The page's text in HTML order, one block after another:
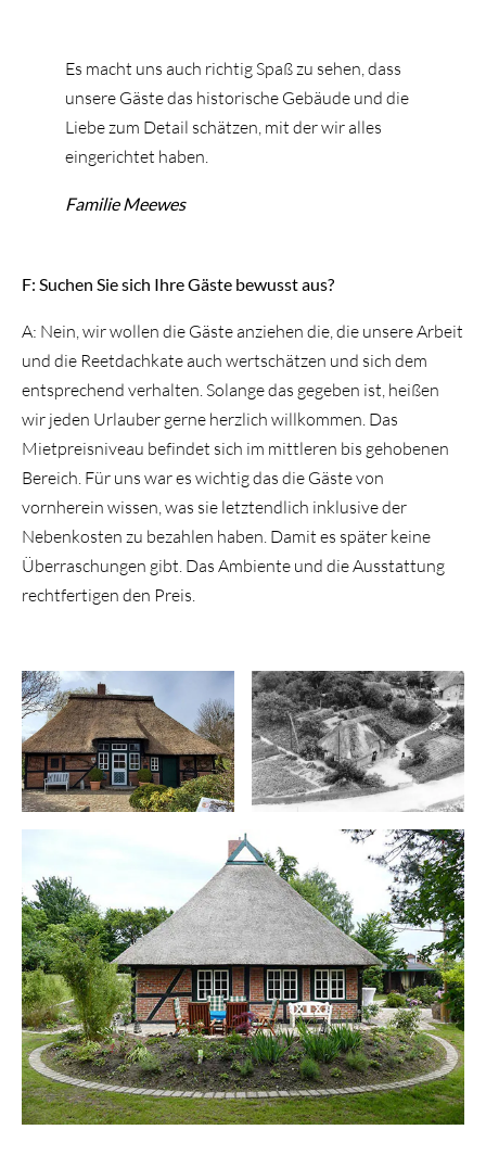
Es macht uns auch richtig Spaß zu sehen, dass
unsere Gäste das historische Gebäude und die
Liebe zum Detail schätzen, mit der wir alles
eingerichtet haben.
Familie Meewes
F: Suchen Sie sich Ihre Gäste bewusst aus?
A: Nein, wir wollen die Gäste anziehen die, die unsere Arbeit
und die Reetdachkate auch wertschätzen und sich dem
entsprechend verhalten. Solange das gegeben ist, heißen
wir jeden Urlauber gerne herzlich willkommen. Das
Mietpreisniveau befindet sich im mittleren bis gehobenen
Bereich. Für uns war es wichtig das die Gäste von
vornherein wissen, was sie letztendlich inklusive der
Nebenkosten zu bezahlen haben. Damit es später keine
Überraschungen gibt. Das Ambiente und die Ausstattung
rechtfertigen den Preis.